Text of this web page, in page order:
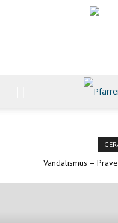
Vandalismus –